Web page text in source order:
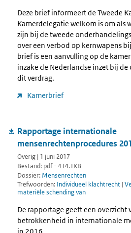
Deze brief informeert de Tweede
Kamerdelegatie welkom is om als
zijn bij de tweede
over een verbod op kernwapens
brief is een aanvulling op de
inzake de Nederlandse inzet bij
dit verdrag.
Kamerbrief
Rapportage internationale
mensenrechtenprocedures
Overig | 1 juni 2017
Bestand: pdf - 414.1KB
Dossier: Mensenrechten
Trefwoorden: Individueel klachtrecht |
materiële schending van
De rapportage geeft een overzicht
betrokkenheid in internationale